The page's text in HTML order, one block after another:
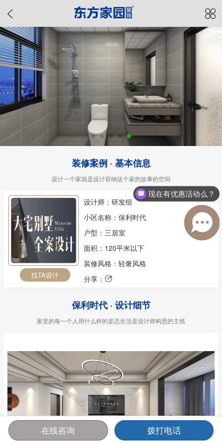
装修案例 · 基本信息
设计一个家就是设计容纳这个家的故事的空间
找TA设计
设计师：研发组
小区名称：保利时代
户型：三居室
面积：120平米以下
装修风格：轻奢风格
分享： 
保利时代 · 设计细节
家里的每一个人用什么样的姿态生活是设计师构思的主线
首页 报价 电话 咨询
现在有优惠活动么？
在线咨询 拨打电话